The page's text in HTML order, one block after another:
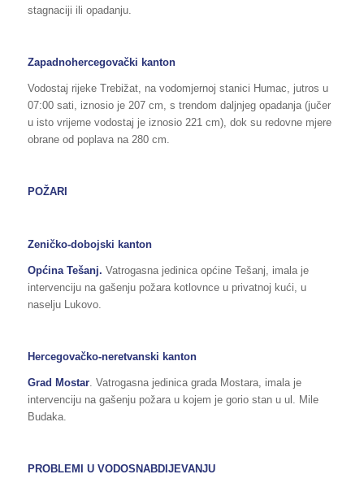
stagnaciji ili opadanju.
Zapadnohercegovački kanton
Vodostaj rijeke Trebižat, na vodomjernoj stanici Humac, jutros u
07:00 sati, iznosio je 207 cm, s trendom daljnjeg opadanja (jučer
u isto vrijeme vodostaj je iznosio 221 cm), dok su redovne mjere
obrane od poplava na 280 cm.
POŽARI
Zeničko-dobojski kanton
Općina Tešanj. Vatrogasna jedinica općine Tešanj, imala je
intervenciju na gašenju požara kotlovnce u privatnoj kući, u
naselju Lukovo.
Hercegovačko-neretvanski kanton
Grad Mostar. Vatrogasna jedinica grada Mostara, imala je
intervenciju na gašenju požara u kojem je gorio stan u ul. Mile
Budaka.
PROBLEMI U VODOSNABDIJEVANJU